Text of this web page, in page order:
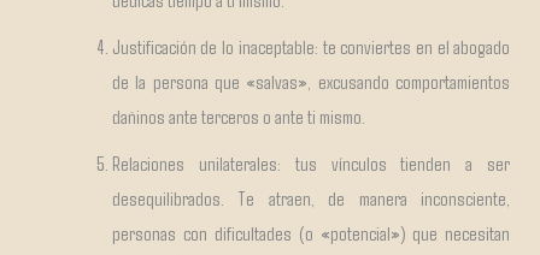
Justificación de lo inaceptable: te conviertes en el abogado
de la persona que «salvas», excusando comportamientos
dañinos ante terceros o ante ti mismo.
Relaciones unilaterales: tus vínculos tienden a ser
desequilibrados. Te atraen, de manera inconsciente,
personas con dificultades (o «potencial») que necesitan